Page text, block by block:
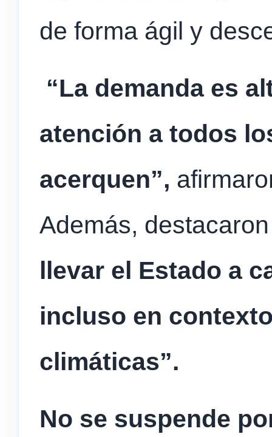
de forma ágil y
“La demanda es
atención a todos
acerquen”,
Además,
llevar el Estado a
incluso en
climáticas”.
No se suspende